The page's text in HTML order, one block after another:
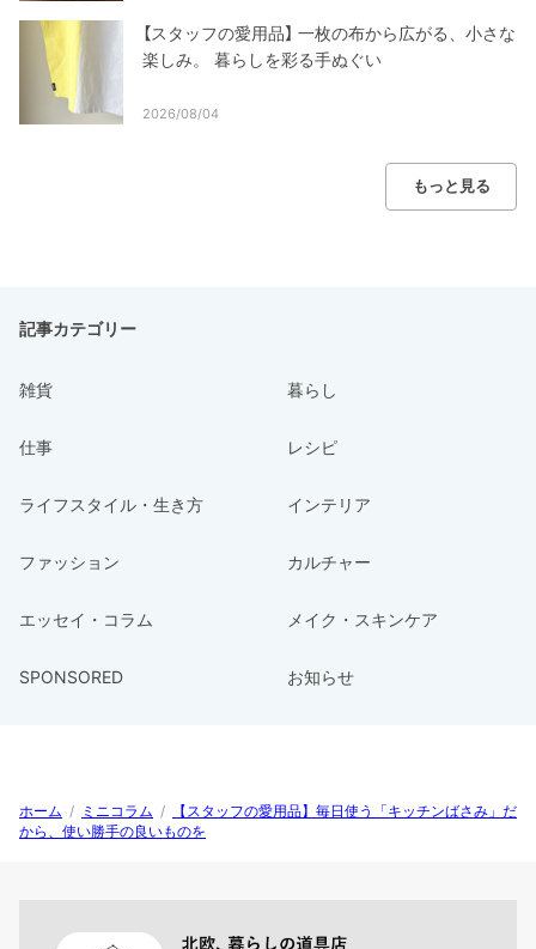
【スタッフの愛用品】 一枚の布から広がる、小さな
楽しみ。 暮らしを彩る手ぬぐい
2026/08/04
もっと見る
記事カテゴリー
雑貨 暮らし
仕事 レシピ
ライフスタイル・生き方 インテリア
ファッション カルチャー
エッセイ・コラム メイク・スキンケア
SPONSORED お知らせ
ホーム / ミニコラム /
【スタッフの愛用品】毎日使う「キッチンばさみ」だ
から、使い勝手の良いものを